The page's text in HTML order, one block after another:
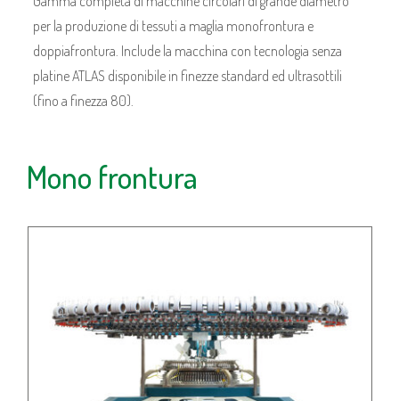
per la produzione di tessuti a maglia monofrontura e
doppiafrontura. Include la macchina con tecnologia senza
platine ATLAS disponibile in finezze standard ed ultrasottili
(fino a finezza 80).
Mono frontura